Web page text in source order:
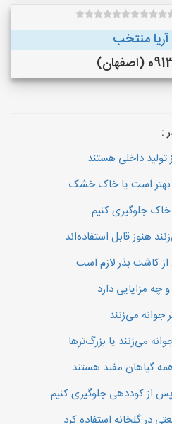
منتخب
:
تولید داخلی هستند
بهتر است یا خاک خشک
جلوگیری کنیم
هنوز قابل استفاده‌اند
کاشت بذر لازم است
مزایایی دارد
جوانه می‌زنند
می‌زنند یا بزرگ‌ترها
گیاهان مفید هستند
از کوددهی جلوگیری کنیم
در گلخانه استفاده کرد